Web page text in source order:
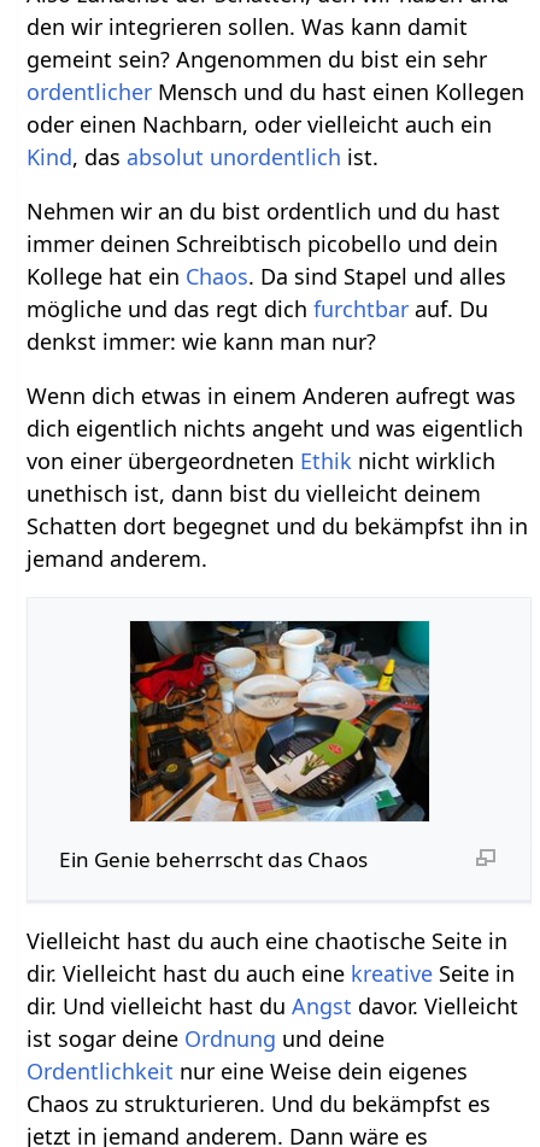
den wir integrieren sollen. Was kann damit
gemeint sein? Angenommen du bist ein sehr
ordentlicher Mensch und du hast einen Kollegen
oder einen Nachbarn, oder vielleicht auch ein
Kind, das absolut unordentlich ist.
Nehmen wir an du bist ordentlich und du hast
immer deinen Schreibtisch picobello und dein
Kollege hat ein Chaos. Da sind Stapel und alles
mögliche und das regt dichfurchtbar auf. Du
denkst immer: wie kann man nur?
Wenn dich etwas in einem Anderen aufregt was
dich eigentlich nichts angeht und was eigentlich
von einer übergeordneten Ethik nicht wirklich
unethisch ist, dann bist du vielleicht deinem
Schatten dort begegnet und du bekämpfst ihn in
jemand anderem.
Ein Genie beherrscht das Chaos
Vielleicht hast du auch eine chaotische Seite in
dir. Vielleicht hast du auch eine kreative Seite in
dir. Und vielleicht hast duAngst davor. Vielleicht
ist sogar deine Ordnung und deine
Ordentlichkeit nur eine Weise dein eigenes
Chaos zu strukturieren. Und du bekämpfst es
jetzt in jemand anderem. Dann wäre es